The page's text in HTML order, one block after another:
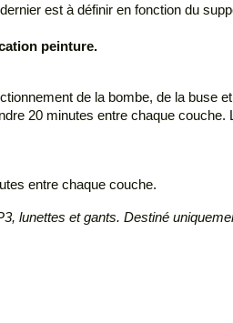
est à définir en fonction du
peinture.
de la bombe, de la buse
20 minutes entre chaque couche.
entre chaque couche.
lunettes et gants. Destiné